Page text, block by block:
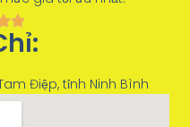
Điệp, tỉnh Ninh Bình